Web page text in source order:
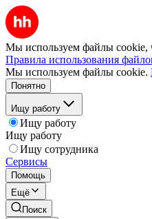
Мы используем файлы cookie,
Правила использования
Мы используем файлы cookie.
Понятно
Ищу работу
Ищу работу
Ищу работу
Ищу сотрудника
Сервисы
Помощь
Ещё
Поиск